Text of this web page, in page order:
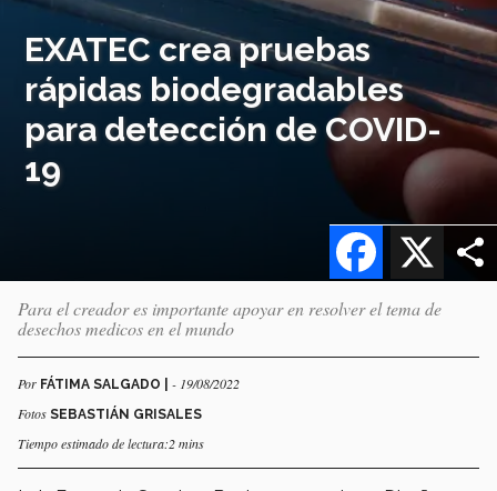
EXATEC crea pruebas
rápidas biodegradables
para detección de COVID-
19
X
Facebook
Para el creador es importante apoyar en resolver el tema de
desechos medicos en el mundo
Por FÁTIMA SALGADO | - 19/08/2022
Fotos SEBASTIÁN GRISALES
Tiempo estimado de lectura:2 mins